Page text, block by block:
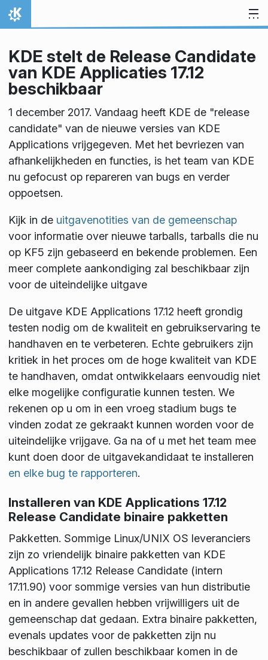
Spring naar inhoud
Thuis
KDE stelt de Release Candidate
van KDE Applicaties 17.12
beschikbaar
1 december 2017. Vandaag heeft KDE de "release
candidate" van de nieuwe versies van KDE
Applications vrijgegeven. Met het bevriezen van
afhankelijkheden en functies, is het team van KDE
nu gefocust op repareren van bugs en verder
oppoetsen.
Kijk in de uitgavenotities van de gemeenschap
voor informatie over nieuwe tarballs, tarballs die nu
op KF5 zijn gebaseerd en bekende problemen. Een
meer complete aankondiging zal beschikbaar zijn
voor de uiteindelijke uitgave
De uitgave KDE Applications 17.12 heeft grondig
testen nodig om de kwaliteit en gebruikservaring te
handhaven en te verbeteren. Echte gebruikers zijn
kritiek in het proces om de hoge kwaliteit van KDE
te handhaven, omdat ontwikkelaars eenvoudig niet
elke mogelijke configuratie kunnen testen. We
rekenen op u om in een vroeg stadium bugs te
vinden zodat ze gekraakt kunnen worden voor de
uiteindelijke vrijgave. Ga na of u met het team mee
kunt doen door de uitgavekandidaat te installeren
en elke bug te rapporteren.
Installeren van KDE Applications 17.12
Release Candidate binaire pakketten
Pakketten. Sommige Linux/UNIX OS leveranciers
zijn zo vriendelijk binaire pakketten van KDE
Applications 17.12 Release Candidate (intern
17.11.90) voor sommige versies van hun distributie
en in andere gevallen hebben vrijwilligers uit de
gemeenschap dat gedaan. Extra binaire pakketten,
evenals updates voor de pakketten zijn nu
beschikbaar of zullen beschikbaar komen in de